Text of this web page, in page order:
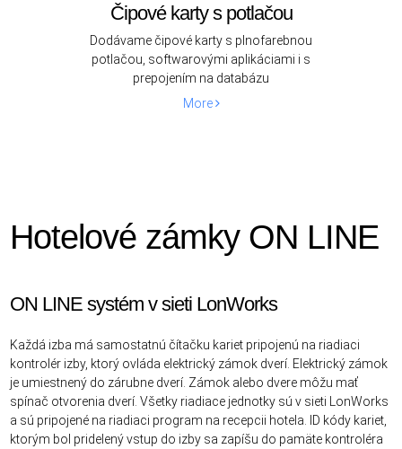
Čipové karty s potlačou
Dodávame čipové karty s plnofarebnou
potlačou, softwarovými aplikáciami i s
prepojením na databázu
More
Hotelové zámky ON LINE
ON LINE systém v sieti LonWorks
Každá izba má samostatnú čítačku kariet pripojenú na riadiaci
kontrolér izby, ktorý ovláda elektrický zámok dverí. Elektrický zámok
je umiestnený do zárubne dverí. Zámok alebo dvere môžu mať
spínač otvorenia dverí. Všetky riadiace jednotky sú v sieti LonWorks
a sú pripojené na riadiaci program na recepcii hotela. ID kódy kariet,
ktorým bol pridelený vstup do izby sa zapíšu do pamäte kontroléra